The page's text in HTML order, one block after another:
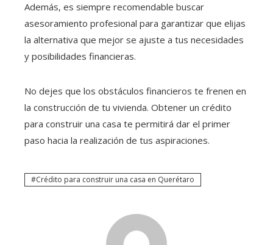
Además, es siempre recomendable buscar
asesoramiento profesional para garantizar que elijas
la alternativa que mejor se ajuste a tus necesidades
y posibilidades financieras.
No dejes que los obstáculos financieros te frenen en
la construcción de tu vivienda. Obtener un crédito
para construir una casa te permitirá dar el primer
paso hacia la realización de tus aspiraciones.
Crédito para construir una casa en Querétaro